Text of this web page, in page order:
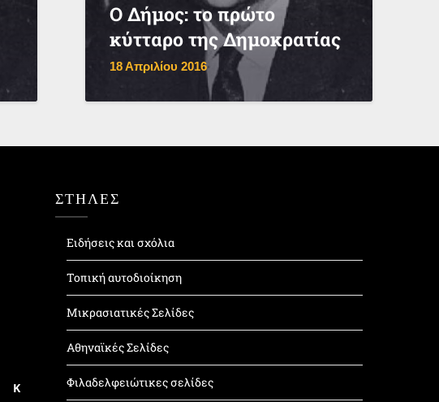
Ο Δήμος: το πρώτο
κύτταρο της Δημοκρατίας
18 Απριλίου 2016
Κ
ΣΤΗΛΕΣ
Ειδήσεις και σχόλια
Τοπική αυτοδιοίκηση
Μικρασιατικές Σελίδες
Αθηναϊκές Σελίδες
Φιλαδελφειώτικες σελίδες